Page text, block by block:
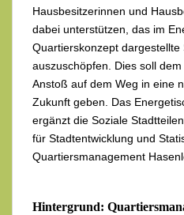
Hausbesitzerinnen und
dabei unterstützen, das im
Quartierskonzept
auszuschöpfen. Dies soll
Anstoß auf dem Weg in eine
Zukunft geben. Das
ergänzt die Soziale
für Stadtentwicklung und
Quartiersmanagement
Hintergrund: